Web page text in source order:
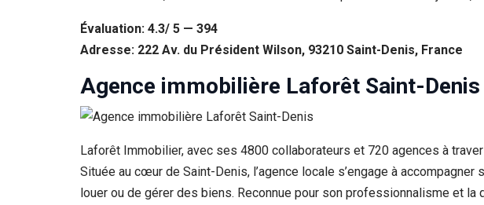
Évaluation: 4.3/ 5 — 394
Adresse: 222 Av. du Président Wilson, 93210 Saint-Denis, France
Agence immobilière Laforêt Saint-Denis
Laforêt Immobilier, avec ses 4800 collaborateurs et 720 agences à
Située au cœur de Saint-Denis, l’agence locale s’engage à
louer ou de gérer des biens. Reconnue pour son professionnalisme et